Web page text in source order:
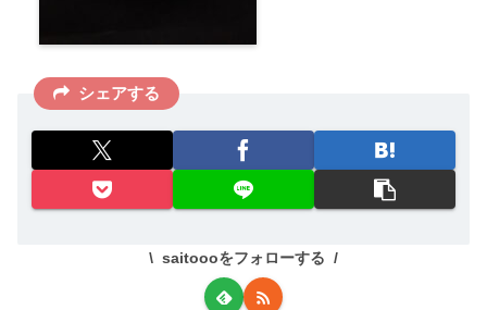
シェアする
saitoooをフォローする